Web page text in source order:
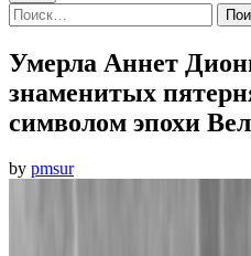
Найти:
Умерла Аннет
знаменитых
символом эпохи
by pmsur